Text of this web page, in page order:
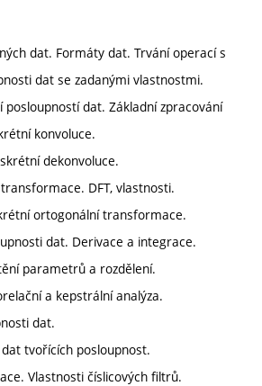
dat. Formáty dat. Trvání operací s
dat se zadanými vlastnostmi.
posloupností dat. Základní zpracování
konvoluce.
dekonvoluce.
DFT, vlastnosti.
ortogonální transformace.
dat. Derivace a integrace.
parametrů a rozdělení.
a kepstrální analýza.
dat.
tvořících posloupnost.
Vlastnosti číslicových filtrů.